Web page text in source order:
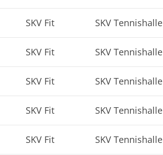
SKV Fit SKV Tennishalle
SKV Fit SKV Tennishalle
SKV Fit SKV Tennishalle
SKV Fit SKV Tennishalle
SKV Fit SKV Tennishalle
SKV Sandhofen e.V.
Gaswerkstr. 25
68307 Mannheim
sandhofen.de